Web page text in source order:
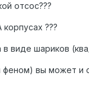
отсос???
???
в виде шариков
вы может и